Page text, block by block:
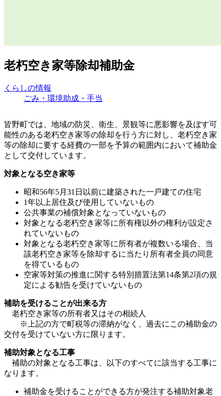
老朽空き家等除却補助金
くらしの情報
ごみ・環境助成・手当
皆野町では、 地域の防災、衛生、景観等に悪影響を及ぼす可
能性のある老朽空き家等の除却を行う方に対し、老朽空き家
等の除却に要する経費の一部を予算の範囲内において補助金
として交付しています。
対象となる空き家等
昭和56年5月31日以前に建築された一戸建ての住宅
1年以上居住及び使用していないもの
公共事業の補償対象となっていないもの
対象となる老朽空き家等に所有権以外の権利が設定さ
れていないもの
対象となる老朽空き家等に所有者が複数いる場合、当
該老朽空き家等を除却するに当たり所有者全員の同意
を得ているもの
空家等対策の推進に関する特別措置法第14条第2項の規
定による勧告を受けていないもの
補助を受けることが出来る方
老朽空き家等の所有者又はその相続人
※上記の方で町税等の滞納がなく、過去にこの補助金の
交付を受けていない方に限ります。
補助対象となる工事
補助の対象となる工事は、以下のすべてに該当する工事に
なります。
補助金を受けることができる方が発注する補助対象老